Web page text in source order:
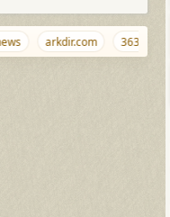
arkdir.com 363.org